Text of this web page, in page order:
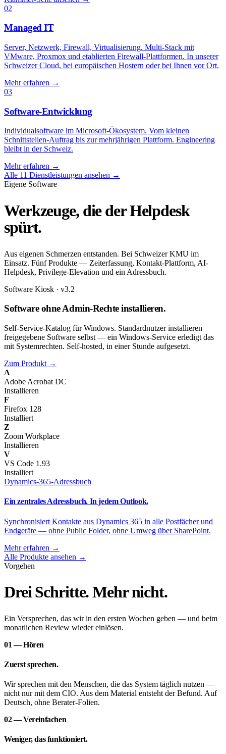
02
Managed IT
Server, Netzwerk, Firewall, Virtualisierung. Multi-Stack mit
VMware, Proxmox und etablierten Firewall-Plattformen. In unserer
Schweizer Cloud, bei europäischen Hostern oder bei Ihnen vor Ort.
Mehr erfahren →
03
Software-Entwicklung
Individualsoftware im Microsoft-Ökosystem. Vom kleinen
Schnittstellen-Auftrag bis zur mehrjährigen Plattform. Engineering
bleibt in der Schweiz.
Mehr erfahren →
Alle 11 Dienstleistungen ansehen →
Eigene Software
Werkzeuge, die der Helpdesk
spürt.
Aus eigenen Schmerzen entstanden. Bei Schweizer KMU im
Einsatz. Fünf Produkte — Zeiterfassung, Kontakt-Plattform, AI-
Helpdesk, Privilege-Elevation und ein Adressbuch.
Software Kiosk · v3.2
Software ohne Admin-Rechte installieren.
Self-Service-Katalog für Windows. Standardnutzer installieren
freigegebene Software selbst — ein Windows-Service erledigt das
mit Systemrechten. Self-hosted, in einer Stunde aufgesetzt.
Zum Produkt →
A
Adobe Acrobat DC
Installieren
F
Firefox 128
Installiert
Z
Zoom Workplace
Installieren
V
VS Code 1.93
Installiert
Dynamics-365-Adressbuch
Ein zentrales Adressbuch. In jedem Outlook.
Synchronisiert Kontakte aus Dynamics 365 in alle Postfächer und
Endgeräte — ohne Public Folder, ohne Umweg über SharePoint.
Mehr erfahren →
Alle Produkte ansehen →
Vorgehen
Drei Schritte.Mehr nicht.
Ein Versprechen, das wir in den ersten Wochen geben — und beim
monatlichen Review wieder einlösen.
01 — Hören
Zuerst sprechen.
Wir sprechen mit den Menschen, die das System täglich nutzen —
nicht nur mit dem CIO. Aus dem Material entsteht der Befund. Auf
Deutsch, ohne Berater-Folien.
02 — Vereinfachen
Weniger, das funktioniert.